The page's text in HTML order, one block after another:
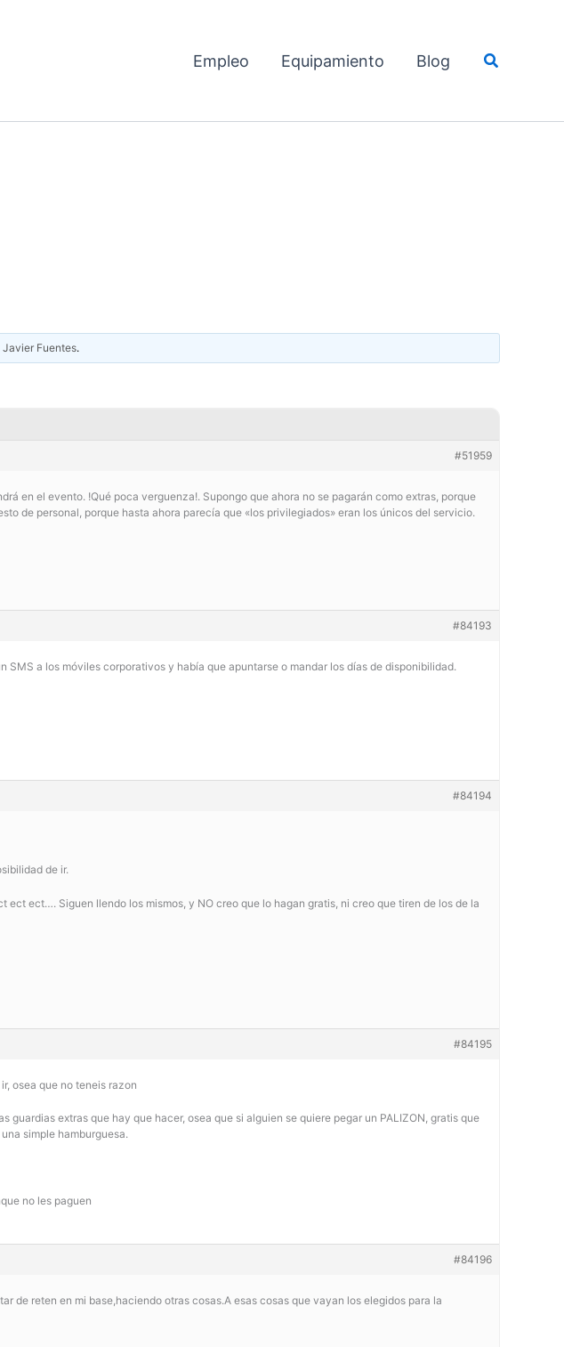
Empleo Equipamiento Blog Buscar
Javier Fuentes.
#51959
en el evento. !Qué poca verguenza!. Supongo que ahora no se pagarán como extras, porque
de personal, porque hasta ahora parecía que «los privilegiados» eran los únicos del servicio.
#84193
a los móviles corporativos y había que apuntarse o mandar los días de disponibilidad.
#84194
de ir.
ect ect…. Siguen llendo los mismos, y NO creo que lo hagan gratis, ni creo que tiren de los de la
#84195
osea que no teneis razon
extras que hay que hacer, osea que si alguien se quiere pegar un PALIZON, gratis que
simple hamburguesa.
no les paguen
#84196
de reten en mi base,haciendo otras cosas.A esas cosas que vayan los elegidos para la